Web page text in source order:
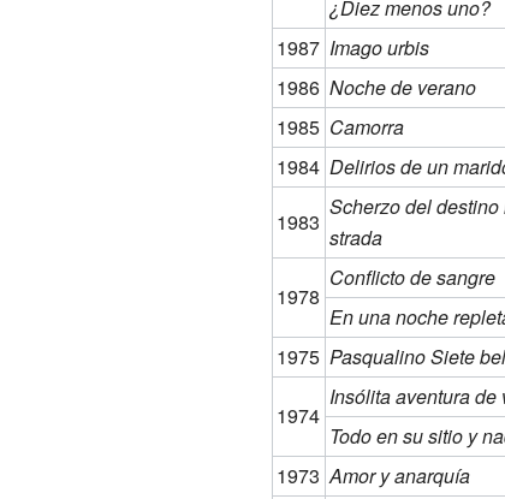
¿Diez menos uno?
1987 Imago urbis
1986 Noche de verano
1985 Camorra
1984 Delirios de un
1983
Scherzo del
strada
1978
Conflicto de sangre
En una noche
1975 Pasqualino Siete
1974
Insólita aventura de
Todo en su sitio y
1973 Amor y anarquía